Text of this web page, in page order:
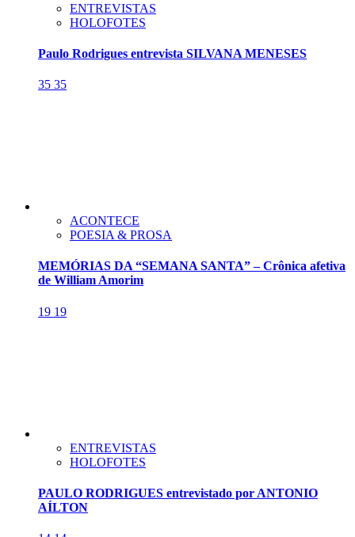
ENTREVISTAS
HOLOFOTES
Paulo Rodrigues entrevista SILVANA MENESES
35 35
ACONTECE
POESIA & PROSA
MEMÓRIAS DA “SEMANA SANTA” – Crônica afetiva
de William Amorim
19 19
ENTREVISTAS
HOLOFOTES
PAULO RODRIGUES entrevistado por ANTONIO
AÍLTON